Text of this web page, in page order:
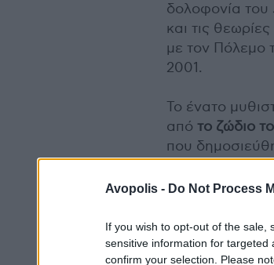
Avopolis - Do Not Process
If you wish to opt-out of the sale,
sensitive information for targeted
confirm your selection. Please
δολοφονία του
και τις
με τον Πόλεμο
2001.
To ένατο
από το ζώδιο
που
πρόεδρο, όσο
η κατασκευή